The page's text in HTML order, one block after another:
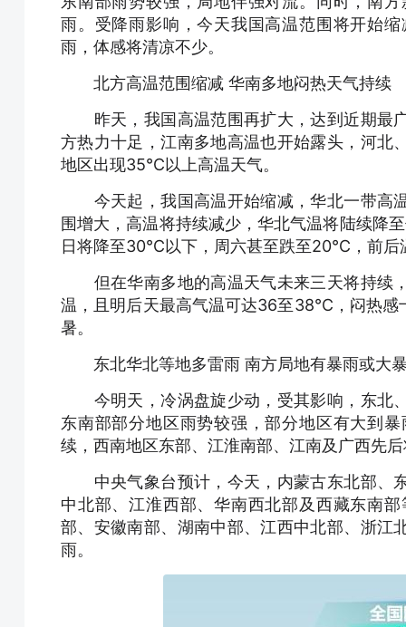
雨。受降雨影响，今天我国高温范围将开始
雨，体感将清凉不少。
北方高温范围缩减 华南多地闷热天气持续
昨天，我国高温范围再扩大，达到近期最
方热力十足，江南多地高温也开始露头，河北
地区出现35℃以上高温天气。
今天起，我国高温开始缩减，华北一带高
围增大，高温将持续减少，华北气温将陆续
日将降至30℃以下，周六甚至跌至20℃，前后
但在华南多地的高温天气未来三天将持续
温，且明后天最高气温可达36至38℃，闷热感
暑。
东北华北等地多雷雨 南方局地有暴雨或大
今明天，冷涡盘旋少动，受其影响，东北
东南部部分地区雨势较强，部分地区有大到
续，西南地区东部、江淮南部、江南及广西先
中央气象台预计，今天，内蒙古东北部、
中北部、江淮西部、华南西北部及西藏东南
部、安徽南部、湖南中部、江西中北部、浙江
雨。